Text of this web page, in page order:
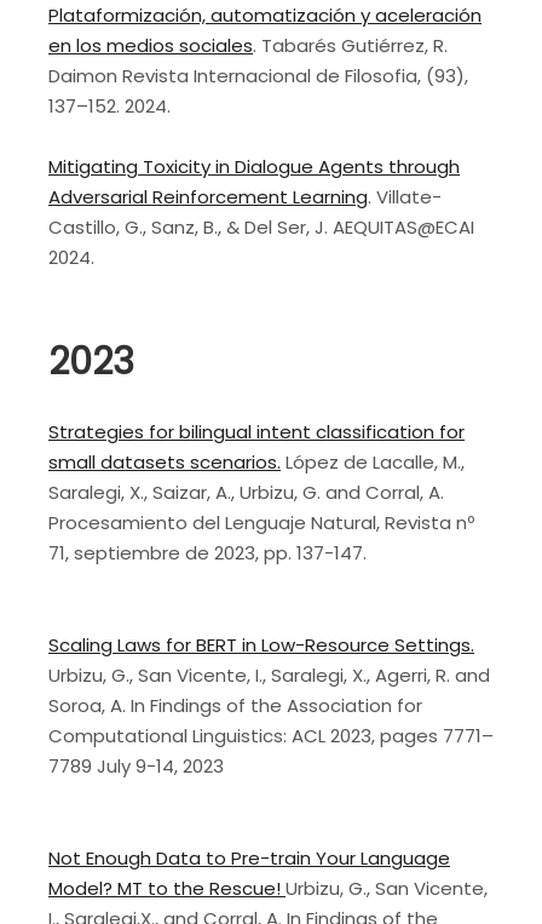
Plataformización, automatización y aceleración
en los medios sociales. Tabarés Gutiérrez, R.
Daimon Revista Internacional de Filosofia, (93),
137–152. 2024.
Mitigating Toxicity in Dialogue Agents through
Adversarial Reinforcement Learning. Villate-
Castillo, G., Sanz, B., & Del Ser, J. AEQUITAS@ECAI
2024.
2023
Strategies for bilingual intent classification for
small datasets scenarios. López de Lacalle, M.,
Saralegi, X., Saizar, A., Urbizu, G. and Corral, A.
Procesamiento del Lenguaje Natural, Revista nº
71, septiembre de 2023, pp. 137-147.
Scaling Laws for BERT in Low-Resource Settings.
Urbizu, G., San Vicente, I., Saralegi, X., Agerri, R. and
Soroa, A. In Findings of the Association for
Computational Linguistics: ACL 2023, pages 7771–
7789 July 9-14, 2023
Not Enough Data to Pre-train Your Language
Model? MT to the Rescue!Urbizu, G., San Vicente,
I., Saralegi,X., and Corral, A. In Findings of the